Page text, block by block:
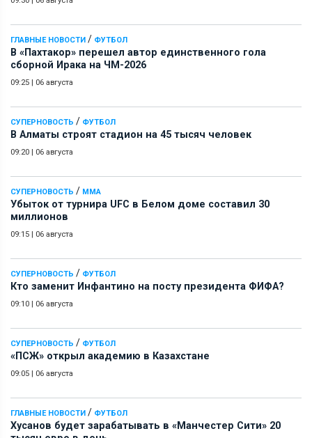
ГЛАВНЫЕ НОВОСТИ / ФУТБОЛ
В «Пахтакор» перешел автор единственного гола
сборной Ирака на ЧМ-2026
09:25 | 06 августа
СУПЕРНОВОСТЬ / ФУТБОЛ
В Алматы строят стадион на 45 тысяч человек
09:20 | 06 августа
СУПЕРНОВОСТЬ / ММА
Убыток от турнира UFC в Белом доме составил 30
миллионов
09:15 | 06 августа
СУПЕРНОВОСТЬ / ФУТБОЛ
Кто заменит Инфантино на посту президента ФИФА?
09:10 | 06 августа
СУПЕРНОВОСТЬ / ФУТБОЛ
«ПСЖ» открыл академию в Казахстане
09:05 | 06 августа
ГЛАВНЫЕ НОВОСТИ / ФУТБОЛ
Хусанов будет зарабатывать в «Манчестер Сити» 20